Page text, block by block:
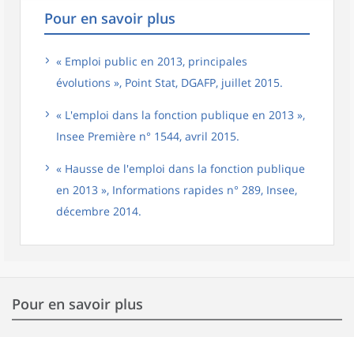
Pour en savoir plus
« Emploi public en 2013, principales
évolutions », Point Stat, DGAFP, juillet 2015.
« L'emploi dans la fonction publique en 2013 »,
Insee Première n° 1544, avril 2015.
« Hausse de l'emploi dans la fonction publique
en 2013 », Informations rapides n° 289, Insee,
décembre 2014.
Pour en savoir plus